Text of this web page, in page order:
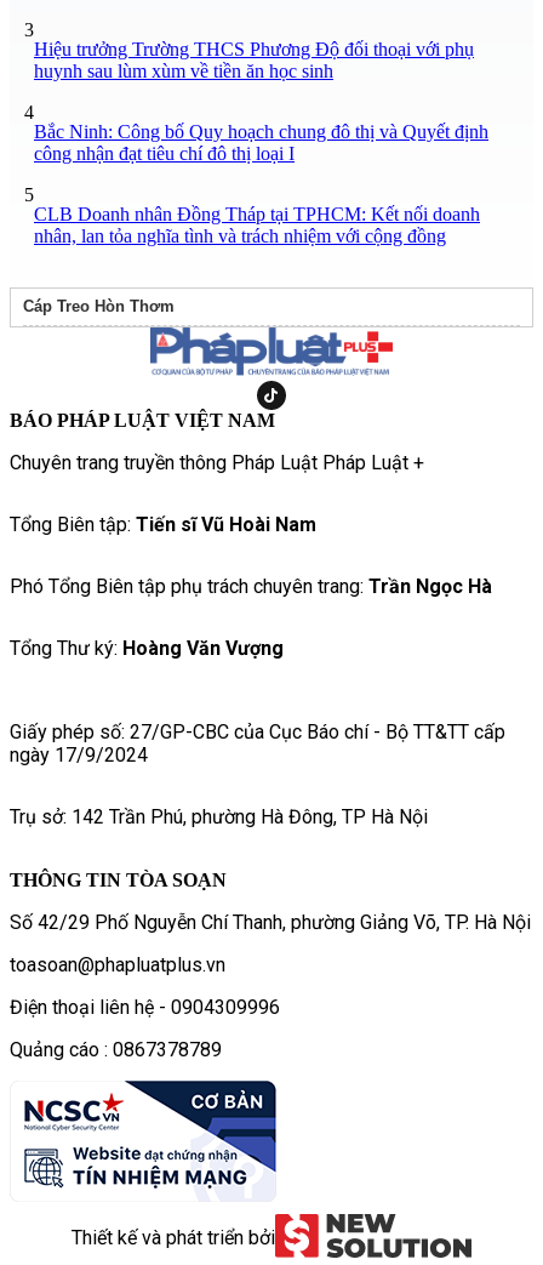
3
Hiệu trưởng Trường THCS Phương Độ đối thoại với phụ
huynh sau lùm xùm về tiền ăn học sinh
4
Bắc Ninh: Công bố Quy hoạch chung đô thị và Quyết định
công nhận đạt tiêu chí đô thị loại I
5
CLB Doanh nhân Đồng Tháp tại TPHCM: Kết nối doanh
nhân, lan tỏa nghĩa tình và trách nhiệm với cộng đồng
Cáp Treo Hòn Thơm
BÁO PHÁP LUẬT VIỆT NAM
Chuyên trang truyền thông Pháp Luật Pháp Luật +
Tổng Biên tập: Tiến sĩ Vũ Hoài Nam
Phó Tổng Biên tập phụ trách chuyên trang: Trần Ngọc Hà
Tổng Thư ký: Hoàng Văn Vượng
Giấy phép số: 27/GP-CBC của Cục Báo chí - Bộ TT&TT cấp
ngày 17/9/2024
Trụ sở: 142 Trần Phú, phường Hà Đông, TP Hà Nội
THÔNG TIN TÒA SOẠN
Số 42/29 Phố Nguyễn Chí Thanh, phường Giảng Võ, TP. Hà Nội
toasoan@phapluatplus.vn
Điện thoại liên hệ - 0904309996
Quảng cáo : 0867378789
Thiết kế và phát triển bởi